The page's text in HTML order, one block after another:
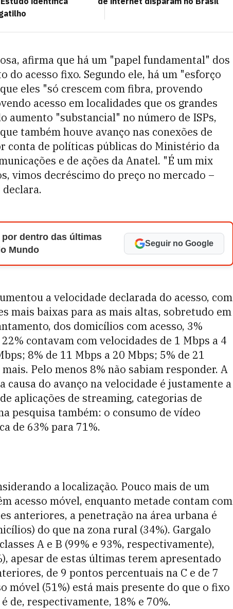
afirma que há um "papel fundamental" dos
acesso fixo. Segundo ele, há um "esforço
eles "só crescem com fibra, provendo
acesso em localidades que os grandes
aumento "substancial" no número de ISPs,
também houve avanço nas conexões de
conta de políticas públicas do Ministério da
e de ações da Anatel. "É um mix
vimos decréscimo do preço no mercado –
por dentro das últimas
Mundo
Seguir no Google
a velocidade declarada do acesso, com
mais baixas para as mais altas, sobretudo em
dos domicílios com acesso, 3%
contavam com velocidades de 1 Mbps a 4
8% de 11 Mbps a 20 Mbps; 5% de 21
Pelo menos 8% não sabiam responder. A
causa do avanço na velocidade é justamente a
aplicações de streaming, categorias de
pesquisa também: o consumo de vídeo
de 63% para 71%.
a localização. Pouco mais de um
acesso móvel, enquanto metade contam com
anteriores, a penetração na área urbana é
do que na zona rural (34%). Gargalo
A e B (99% e 93%, respectivamente),
apesar de estas últimas terem apresentado
de 9 pontos percentuais na C e de 7
móvel (51%) está mais presente do que o fixo
de, respectivamente, 18% e 70%.